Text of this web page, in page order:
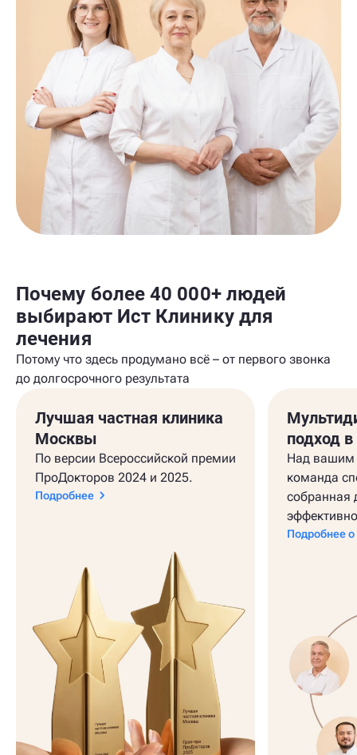
Почему более 40 000+ людей
выбирают Ист Клинику для
лечения
Потому что здесь продумано всё – от первого звонка
до долгосрочного результата
Лучшая частная клиника
Москвы
По версии Всероссийской премии
ПроДокторов 2024 и 2025.
Подробнее
подход
Над вашим
команда
собранная
Подробнее о